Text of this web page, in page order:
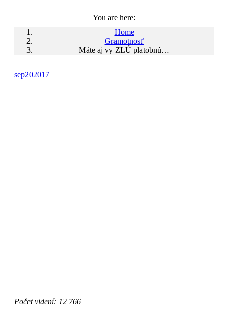
You are here:
Home
Gramotnosť
Máte aj vy ZLÚ platobnú…
sep202017
Počet videní: 12 766